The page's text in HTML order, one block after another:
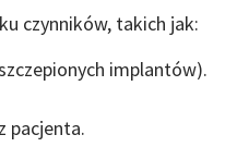
czynników, takich jak:
implantów).
pacjenta.